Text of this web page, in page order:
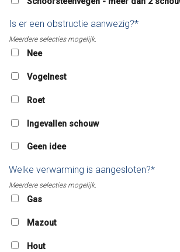
Is er een obstructie aanwezig?*
Meerdere selecties mogelijk.
Nee
Vogelnest
Roet
Ingevallen schouw
Geen idee
Welke verwarming is aangesloten?*
Meerdere selecties mogelijk.
Gas
Mazout
Hout